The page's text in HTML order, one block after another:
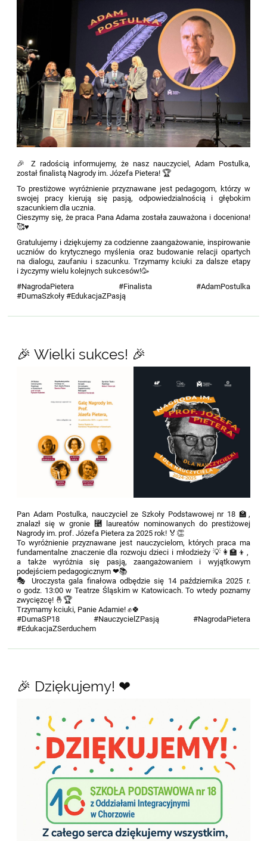
🎉 Z radością informujemy, że nasz nauczyciel, Adam Postulka,
został finalistą Nagrody im. Józefa Pietera! 🏆
To prestiżowe wyróżnienie przyznawane jest pedagogom, którzy w
swojej pracy kierują się pasją, odpowiedzialnością i głębokim
szacunkiem dla ucznia.
Cieszymy się, że praca Pana Adama została zauważona i doceniona!
🥰♥
Gratulujemy i dziękujemy za codzienne zaangażowanie, inspirowanie
uczniów do krytycznego myślenia oraz budowanie relacji opartych
na dialogu, zaufaniu i szacunku. Trzymamy kciuki za dalsze etapy
i życzymy wielu kolejnych sukcesów!🥳
#NagrodaPietera #Finalista #AdamPostulka
#DumaSzkoły #EdukacjaZPasją
🎉 Wielki sukces! 🎉
Pan Adam Postulka, nauczyciel ze Szkoły Podstawowej nr 18 🏫,
znalazł się w gronie ⿥ laureatów nominowanych do prestiżowej
Nagrody im. prof. Józefa Pietera za 2025 rok! 🏅👏
To wyróżnienie przyznawane jest nauczycielom, których praca ma
fundamentalne znaczenie dla rozwoju dzieci i młodzieży 💡👩‍🏫👦,
a także wyróżnia się pasją, zaangażowaniem i wyjątkowym
podejściem pedagogicznym ❤📚
🎭 Uroczysta gala finałowa odbędzie się 14 października 2025 r.
o godz. 13:00 w Teatrze Śląskim w Katowicach. To wtedy poznamy
zwycięzcę! 🤞🏆
Trzymamy kciuki, Panie Adamie! ✊🍀
#DumaSP18 #NauczycielZPasją #NagrodaPietera
#EdukacjaZSerduchem
🎉 Dziękujemy! ❤